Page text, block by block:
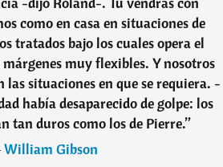
como en casa en situaciones de
tratados bajo los cuales opera el
muy flexibles. Y nosotros
situaciones en que se requiera. -
había desaparecido de golpe: los
tan duros como los de Pierre.”
William Gibson